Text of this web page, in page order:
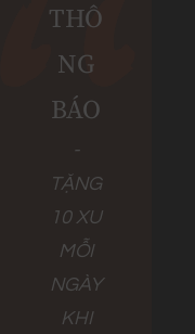
THÔ
NG
BÁO
-
TẶNG
10 XU
MỖI
NGÀY
KHI